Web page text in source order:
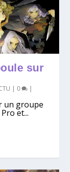
sur
| 0 |
un groupe
et...